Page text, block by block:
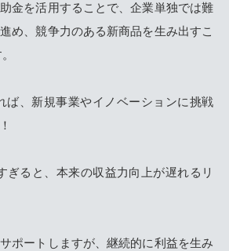
金を活用することで、企業単独では難
め、競争力のある新商品を生み出すこ
ば、新規事業やイノベーションに挑戦
ぎると、本来の収益力向上が遅れるリ
ポートしますが、継続的に利益を生み